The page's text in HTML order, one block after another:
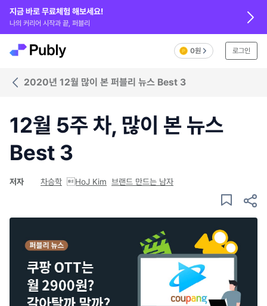
지금 바로 무료체험 해보세요!
나의 커리어 시작과 끝, 퍼블리
0원 로그인
2020년 12월 많이 본 퍼블리 뉴스 Best 3
12월 5주 차, 많이 본 뉴스
Best 3
저자 차승학 HoJ Kim 브랜드 만드는 남자